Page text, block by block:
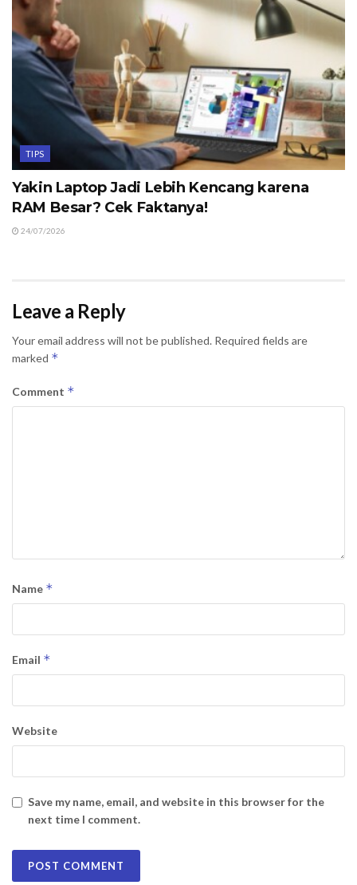
TIPS
Yakin Laptop Jadi Lebih Kencang karena
RAM Besar? Cek Faktanya!
24/07/2026
Leave a Reply
Your email address will not be published. Required fields are
marked *
Comment *
Name *
Email *
Website
Save my name, email, and website in this browser for the
next time I comment.